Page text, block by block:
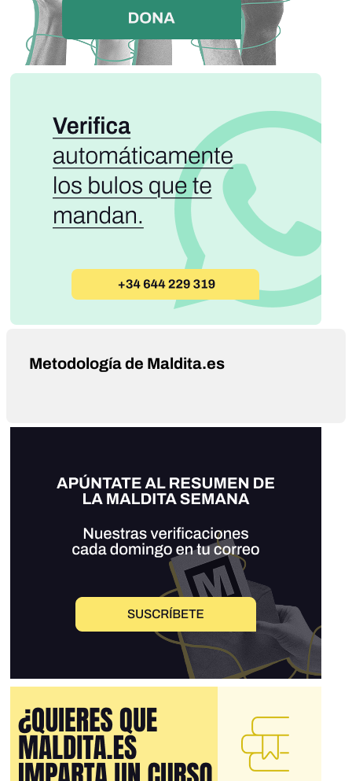
Metodología de Maldita.es